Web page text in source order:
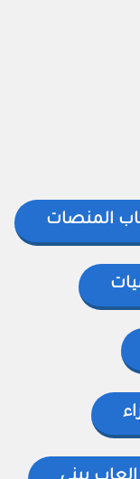
المنصات